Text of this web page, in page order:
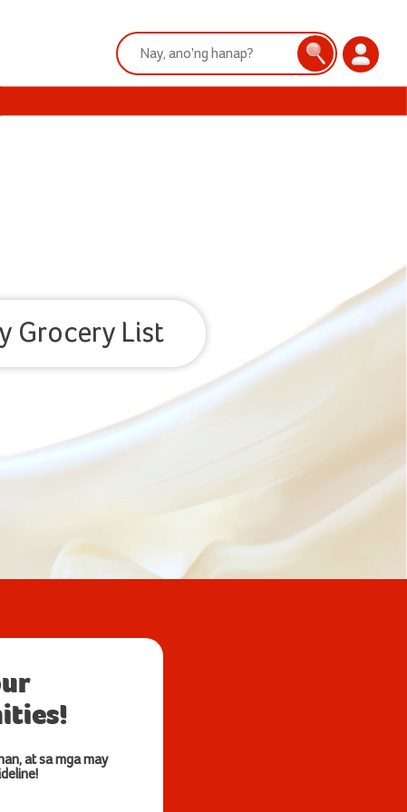
Search:
Search
Login
Grocery List
at sa mga may